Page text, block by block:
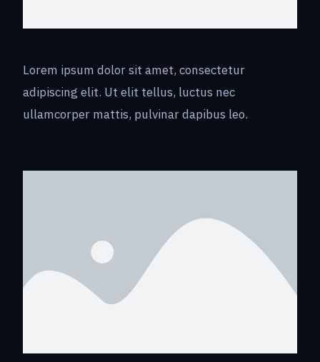
Lorem ipsum dolor sit amet, consectetur
adipiscing elit. Ut elit tellus, luctus nec
ullamcorper mattis, pulvinar dapibus leo.